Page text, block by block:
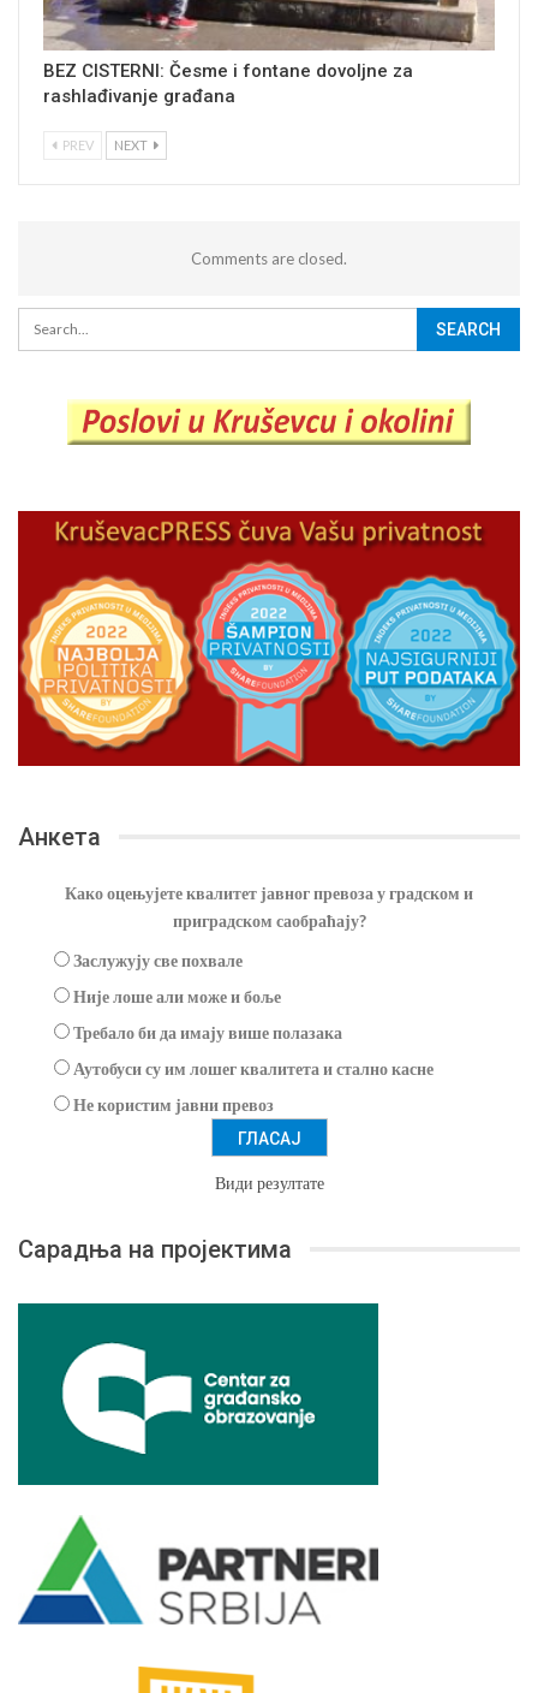
BEZ CISTERNI: Česme i fontane dovoljne za
rashlađivanje građana
PREV NEXT
Comments are closed.
Анкета
Како оцењујете квалитет јавног превоза у градском и
приградском саобраћају?
Заслужују све похвале
Није лоше али може и боље
Требало би да имају више полазака
Аутобуси су им лошег квалитета и стално касне
Не користим јавни превоз
Види резултате
Сарадња на пројектима